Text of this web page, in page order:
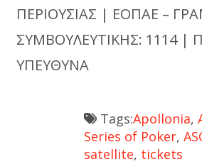
ΠΕΡΙΟΥΣΙΑΣ | ΕΟΠΑΕ –
ΣΥΜΒΟΥΛΕΥΤΙΚΗΣ: 1114 |
ΥΠΕΥΘΥΝΑ
Tags:Apollonia,
Series of Poker,
satellite, tickets